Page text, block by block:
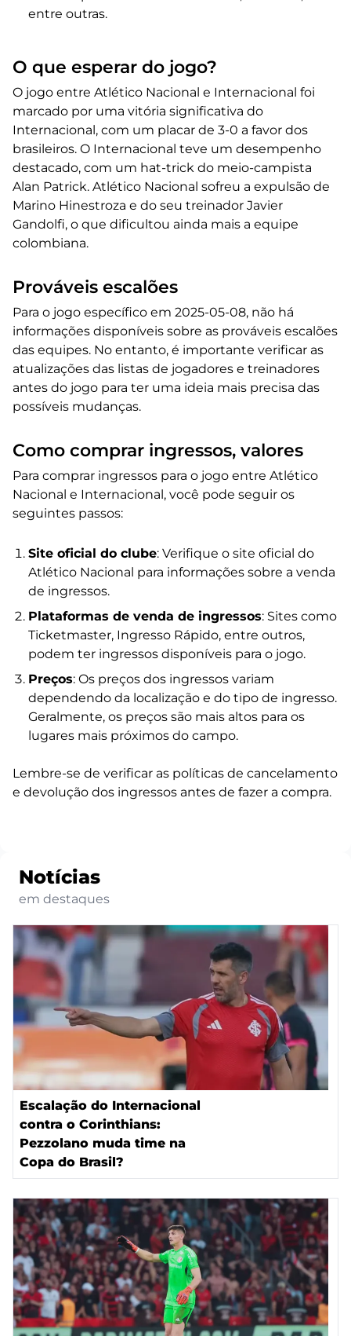
entre outras.
O que esperar do jogo?
O jogo entre Atlético Nacional e Internacional foi
marcado por uma vitória significativa do
Internacional, com um placar de 3-0 a favor dos
brasileiros. O Internacional teve um desempenho
destacado, com um hat-trick do meio-campista
Alan Patrick. Atlético Nacional sofreu a expulsão de
Marino Hinestroza e do seu treinador Javier
Gandolfi, o que dificultou ainda mais a equipe
colombiana.
Prováveis escalões
Para o jogo específico em 2025-05-08, não há
informações disponíveis sobre as prováveis escalões
das equipes. No entanto, é importante verificar as
atualizações das listas de jogadores e treinadores
antes do jogo para ter uma ideia mais precisa das
possíveis mudanças.
Como comprar ingressos, valores
Para comprar ingressos para o jogo entre Atlético
Nacional e Internacional, você pode seguir os
seguintes passos:
Site oficial do clube: Verifique o site oficial do
Atlético Nacional para informações sobre a venda
de ingressos.
Plataformas de venda de ingressos: Sites como
Ticketmaster, Ingresso Rápido, entre outros,
podem ter ingressos disponíveis para o jogo.
Preços: Os preços dos ingressos variam
dependendo da localização e do tipo de ingresso.
Geralmente, os preços são mais altos para os
lugares mais próximos do campo.
Lembre-se de verificar as políticas de cancelamento
e devolução dos ingressos antes de fazer a compra.
Notícias
em destaques
Escalação do Internacional
contra o Corinthians:
Pezzolano muda time na
Copa do Brasil?